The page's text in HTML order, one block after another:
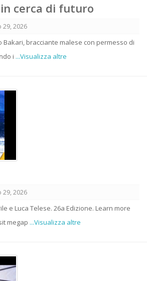
cerca di futuro
29, 2026
Bakari, bracciante malese con permesso di
i ...Visualizza altre
29, 2026
e Luca Telese. 26a Edizione. Learn more
megap ...Visualizza altre